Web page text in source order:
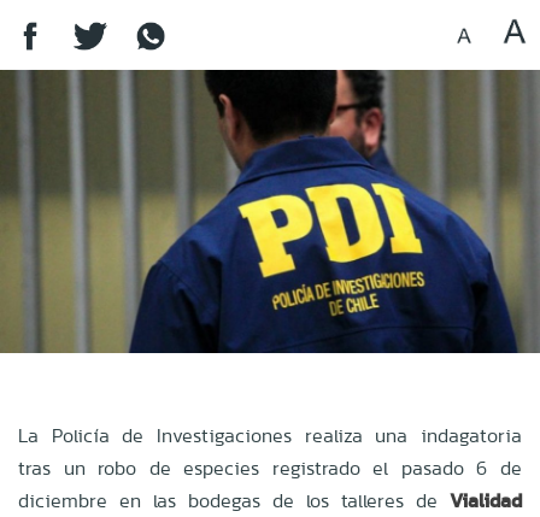
La Policía de Investigaciones realiza una indagatoria
tras un robo de especies registrado el pasado 6 de
diciembre en las bodegas de los talleres de Vialidad